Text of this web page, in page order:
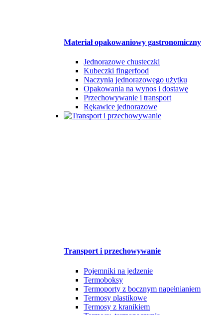
Materiał opakowaniowy gastronomiczny
Jednorazowe chusteczki
Kubeczki fingerfood
Naczynia jednorazowego użytku
Opakowania na wynos i dostawę
Przechowywanie i transport
Rękawice jednorazowe
Transport i przechowywanie
Pojemniki na jedzenie
Termoboksy
Termoporty z bocznym napełnianiem
Termosy plastikowe
Termosy z kranikiem